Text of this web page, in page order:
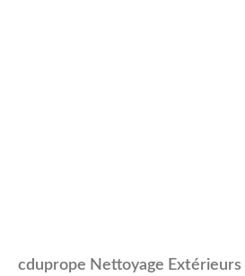
cduprope Nettoyage Extérieurs